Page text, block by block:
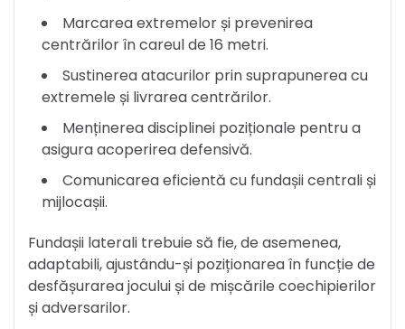
Marcarea extremelor și prevenirea
centrărilor în careul de 16 metri.
Sustinerea atacurilor prin suprapunerea cu
extremele și livrarea centrărilor.
Menținerea disciplinei poziționale pentru a
asigura acoperirea defensivă.
Comunicarea eficientă cu fundașii centrali și
mijlocașii.
Fundașii laterali trebuie să fie, de asemenea,
adaptabili, ajustându-și poziționarea în funcție de
desfășurarea jocului și de mișcările coechipierilor
și adversarilor.